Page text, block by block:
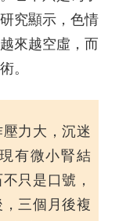
究顯示，色情
來越空虛，而
。
力大，沉迷
有微小腎結
只是口號，
三個月後複